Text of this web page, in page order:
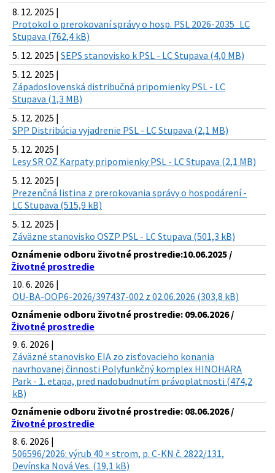
8. 12. 2025 |
Protokol o prerokovaní správy o hosp. PSL 2026-2035_LC
Stupava (762,4 kB)
5. 12. 2025 | SEPS stanovisko k PSL - LC Stupava (4,0 MB)
5. 12. 2025 |
Západoslovenská distribučná pripomienky PSL - LC
Stupava (1,3 MB)
5. 12. 2025 |
SPP Distribúcia vyjadrenie PSL - LC Stupava (2,1 MB)
5. 12. 2025 |
Lesy SR OZ Karpaty pripomienky PSL - LC Stupava (2,1 MB)
5. 12. 2025 |
Prezenčná listina z prerokovania správy o hospodárení -
LC Stupava (515,9 kB)
5. 12. 2025 |
Záväzne stanovisko OSZP PSL - LC Stupava (501,3 kB)
Oznámenie odboru životné prostredie:10.06.2025 /
Životné prostredie
10. 6. 2026 |
OU-BA-OOP6-2026/397437-002 z 02.06.2026 (303,8 kB)
Oznámenie odboru životné prostredie: 09.06.2026 /
Životné prostredie
9. 6. 2026 |
Záväzné stanovisko EIA zo zisťovacieho konania
navrhovanej činnosti Polyfunkčný komplex HINOHARA
Park - 1. etapa, pred nadobudnutím právoplatnosti (474,2
kB)
Oznámenie odboru životné prostredie: 08.06.2026 /
Životné prostredie
8. 6. 2026 |
506596/2026: výrub 40 × strom, p. C-KN č. 2822/131,
Devínska Nová Ves. (19,1 kB)